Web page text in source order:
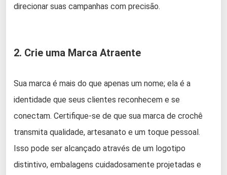
direcionar suas campanhas com precisão.
2. Crie uma Marca Atraente
Sua marca é mais do que apenas um nome; ela é a
identidade que seus clientes reconhecem e se
conectam. Certifique-se de que sua marca de crochê
transmita qualidade, artesanato e um toque pessoal.
Isso pode ser alcançado através de um logotipo
distintivo, embalagens cuidadosamente projetadas e